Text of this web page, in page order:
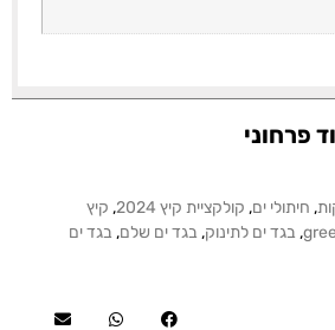
פרחוני
, חיתולי ים, קולקציית קיץ 2024 , קיץ
, בגד ים לתינוק, בגד ים שלם, בגד ים